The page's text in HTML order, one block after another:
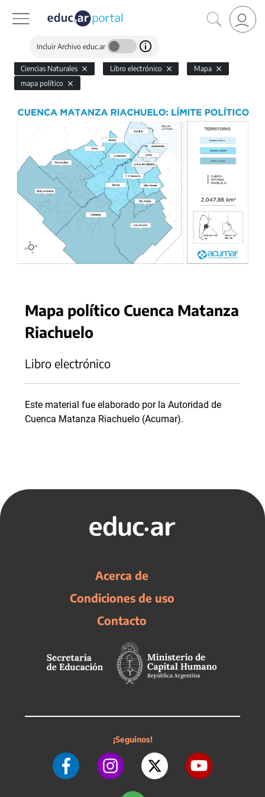
Incluir Archivo educ.ar
Ciencias Naturales Libro electrónico
Mapa
mapa político
Mapa político Cuenca Matanza
Riachuelo
Libro electrónico
Este material fue elaborado por la Autoridad de
Cuenca Matanza Riachuelo (Acumar).
Acerca de
Condiciones de uso
Contacto
¡Seguinos!